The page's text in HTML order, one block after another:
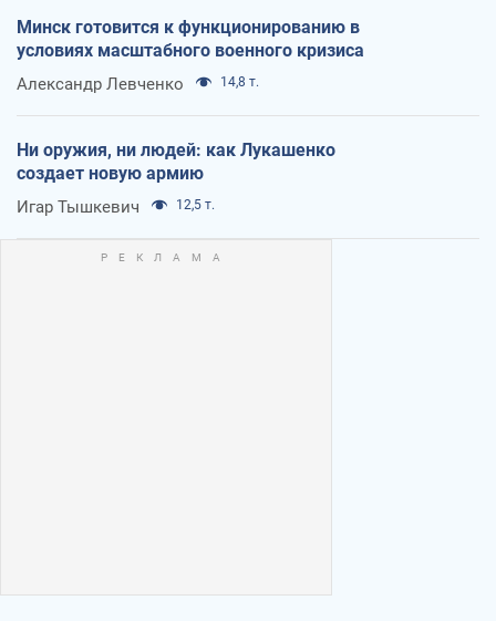
Минск готовится к функционированию в
условиях масштабного военного кризиса
Александр Левченко 14,8 т.
Ни оружия, ни людей: как Лукашенко
создает новую армию
Игар Тышкевич 12,5 т.